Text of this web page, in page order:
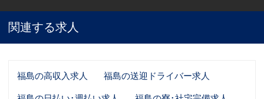
関連する求人
福島の高収入求人
福島の送迎ドライバー求人